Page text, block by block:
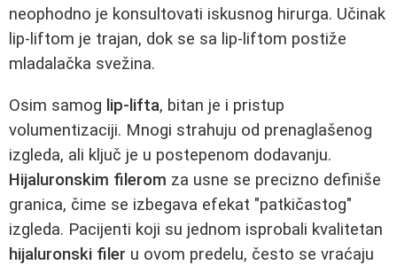
neophodno je konsultovati iskusnog hirurga. Učinak
lip-liftom je trajan, dok se sa lip-liftom postiže
mladalačka svežina.
Osim samog lip-lifta, bitan je i pristup
volumentizaciji. Mnogi strahuju od prenaglašenog
izgleda, ali ključ je u postepenom dodavanju.
Hijaluronskim filerom za usne se precizno definiše
granica, čime se izbegava efekat "patkičastog"
izgleda. Pacijenti koji su jednom isprobali kvalitetan
hijaluronski filer u ovom predelu, često se vraćaju